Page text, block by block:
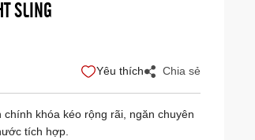
SLING
Yêu thích Chia sẻ
chính khóa kéo rộng rãi, ngăn chuyên
tích hợp.